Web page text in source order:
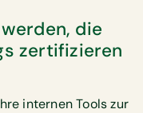
die
zertifizieren
internen Tools zur